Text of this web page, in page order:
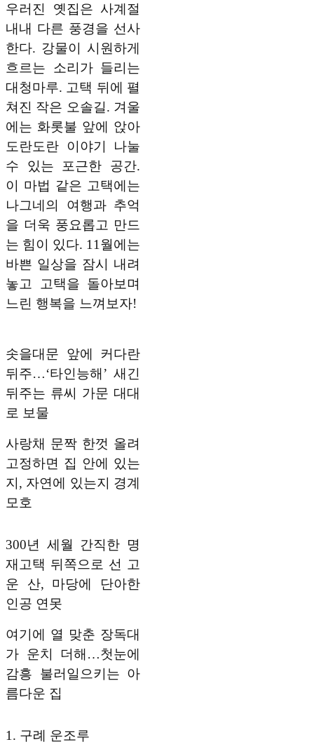
우러진 옛집은 사계절
내내 다른 풍경을 선사
한다. 강물이 시원하게
흐르는 소리가 들리는
대청마루. 고택 뒤에 펼
쳐진 작은 오솔길. 겨울
에는 화롯불 앞에 앉아
도란도란 이야기 나눌
수 있는 포근한 공간.
이 마법 같은 고택에는
나그네의 여행과 추억
을 더욱 풍요롭고 만드
는 힘이 있다. 11월에는
바쁜 일상을 잠시 내려
놓고 고택을 돌아보며
느린 행복을 느껴보자!
솟을대문 앞에 커다란
뒤주…‘타인능해’ 새긴
뒤주는 류씨 가문 대대
로 보물
사랑채 문짝 한껏 올려
고정하면 집 안에 있는
지, 자연에 있는지 경계
모호
300년 세월 간직한 명
재고택 뒤쪽으로 선 고
운 산, 마당에 단아한
인공 연못
여기에 열 맞춘 장독대
가 운치 더해…첫눈에
감흥 불러일으키는 아
름다운 집
1. 구례 운조루